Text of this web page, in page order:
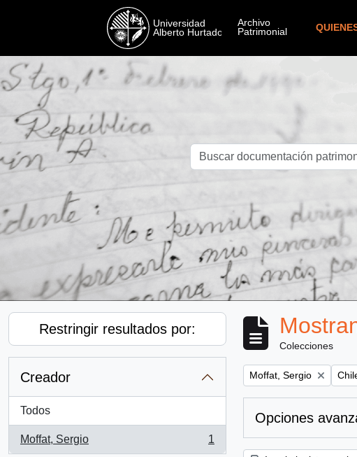
Restringir resultados por:
Creador
Todos
Moffat, Sergio
, 1 resultados
1
Colecciones
Remove filter:
Moffat, Sergio
Opciones